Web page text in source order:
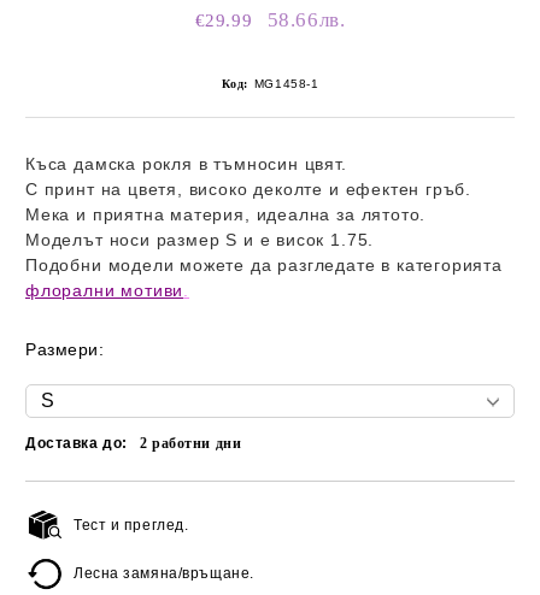
€29.99 58.66лв.
Код: MG1458-1
Къса дамска рокля в тъмносин цвят.
С принт на цветя, високо деколте и ефектен гръб.
Мека и приятна материя, идеална за лятото.
Моделът носи размер S и е висок 1.75.
Подобни модели можете да разгледате в категорията
флорални мотиви
Размери:
Доставка до: 2работни дни
Тест и преглед.
Лесна замяна/връщане.